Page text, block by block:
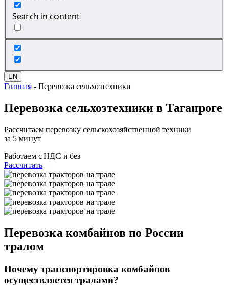
Search in content
EN
Главная - Перевозка сельхозтехники
Перевозка сельхозтехники в Таганроге
Рассчитаем перевозку сельскохозяйственной техники
за 5 минут
Работаем с НДС и без
Рассчитать
Перевозка комбайнов по России
тралом
Почему транспортировка комбайнов
осуществляется тралами?